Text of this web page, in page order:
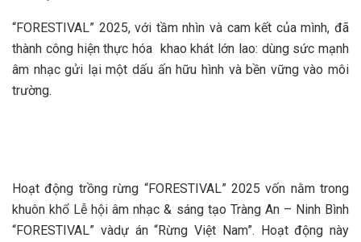
“FORESTIVAL” 2025, với tầm nhìn và cam kết của mình, đã
thành công hiện thực hóa khao khát lớn lao: dùng sức mạnh
âm nhạc gửi lại một dấu ấn hữu hình và bền vững vào môi
trường.
Hoạt động trồng rừng “FORESTIVAL” 2025 vốn nằm trong
khuôn khổ Lễ hội âm nhạc & sáng tạo Tràng An – Ninh Bình
“FORESTIVAL” vàdự án “Rừng Việt Nam”. Hoạt động này